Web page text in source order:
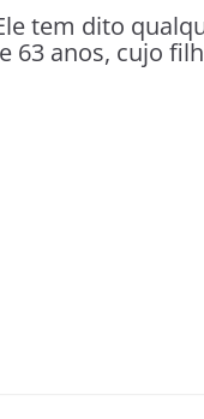
tem dito
63 anos, cujo